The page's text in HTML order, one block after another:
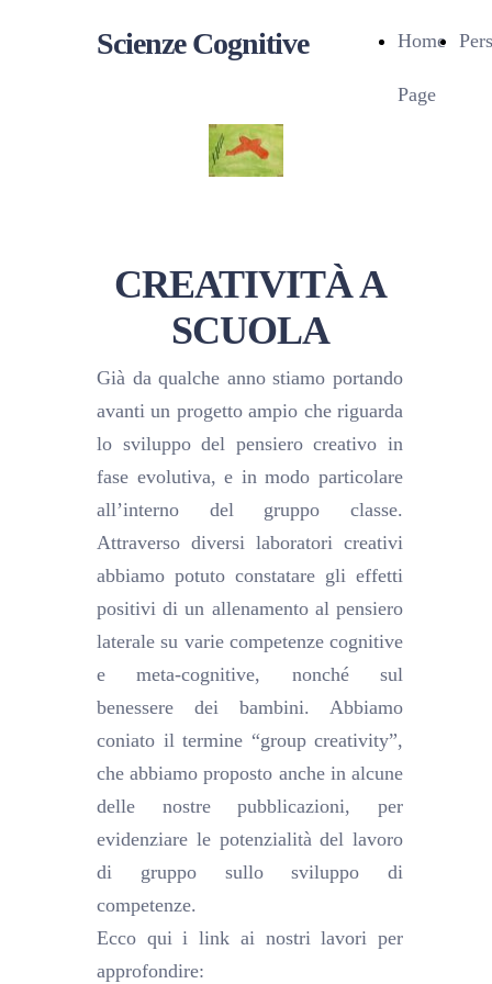
Home
Page
Scienze Cognitive
CREATIVITÀ A
SCUOLA
Già da qualche anno stiamo portando
avanti un progetto ampio che riguarda
lo sviluppo del pensiero creativo in
fase evolutiva, e in modo particolare
all’interno del gruppo classe.
Attraverso diversi laboratori creativi
abbiamo potuto constatare gli effetti
positivi di un allenamento al pensiero
laterale su varie competenze cognitive
e meta-cognitive, nonché sul
benessere dei bambini. Abbiamo
coniato il termine “group creativity”,
che abbiamo proposto anche in alcune
delle nostre pubblicazioni, per
evidenziare le potenzialità del lavoro
di gruppo sullo sviluppo di
competenze.
Ecco qui i link ai nostri lavori per
approfondire: